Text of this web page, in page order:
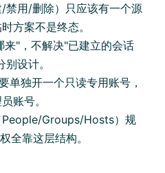
禁用/删除）只应该有一个源
方案不是终态。
来"，不解决"已建立的会话
设计。
单独开一个只读专用账号，
账号。
People/Groups/Hosts）规
全靠这层结构。